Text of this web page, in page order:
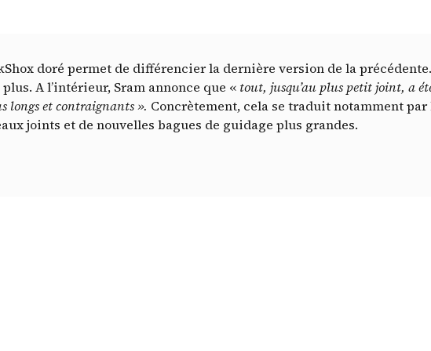
doré permet de différencier la dernière version de la
A l’intérieur, Sram annonce que « tout, jusqu’au plus petit joint, a
longs et contraignants ». Concrètement, cela se traduit notamment par
joints et de nouvelles bagues de guidage plus grandes.